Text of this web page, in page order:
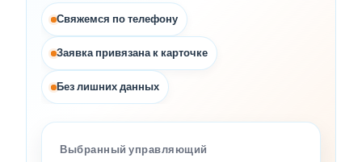
Свяжемся по телефону
Заявка привязана к карточке
Без лишних данных
Выбранный управляющий